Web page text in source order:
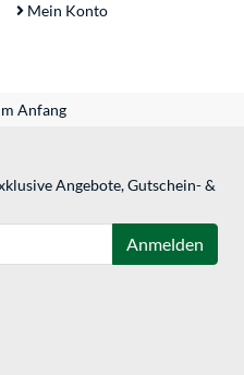
Mein Konto
Anfang
Angebote, Gutschein- &
Anmelden